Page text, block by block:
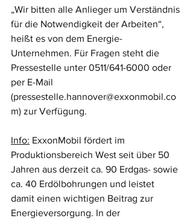
„Wir bitten alle Anlieger um Verständnis
für die Notwendigkeit der Arbeiten“,
heißt es von dem Energie-
Unternehmen. Für Fragen steht die
Pressestelle unter 0511/641-6000 oder
per E-Mail
(pressestelle.hannover@exxonmobil.co
m) zur Verfügung.
Info: ExxonMobil fördert im
Produktionsbereich West seit über 50
Jahren aus derzeit ca. 90 Erdgas- sowie
ca. 40 Erdölbohrungen und leistet
damit einen wichtigen Beitrag zur
Energieversorgung. In der